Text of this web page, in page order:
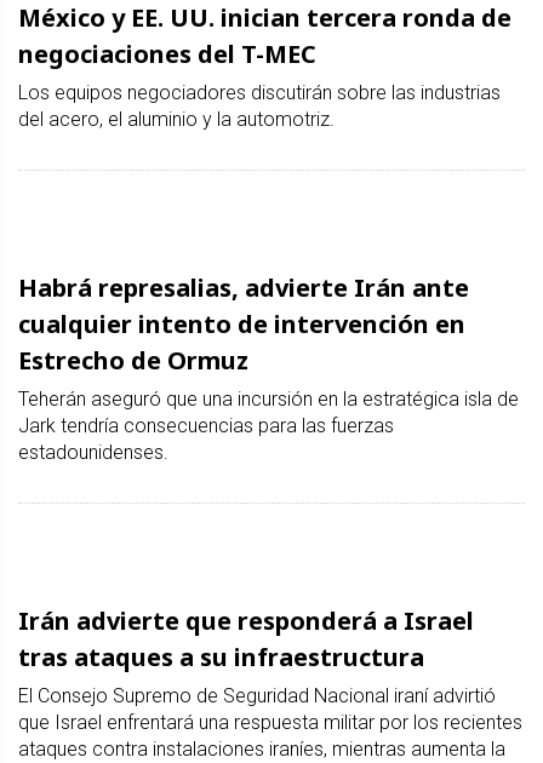
México y EE. UU. inician tercera ronda de
negociaciones del T-MEC
Los equipos negociadores discutirán sobre las industrias
del acero, el aluminio y la automotriz.
Habrá represalias, advierte Irán ante
cualquier intento de intervención en
Estrecho de Ormuz
Teherán aseguró que una incursión en la estratégica isla de
Jark tendría consecuencias para las fuerzas
estadounidenses.
Irán advierte que responderá a Israel
tras ataques a su infraestructura
El Consejo Supremo de Seguridad Nacional iraní advirtió
que Israel enfrentará una respuesta militar por los recientes
ataques contra instalaciones iraníes, mientras aumenta la